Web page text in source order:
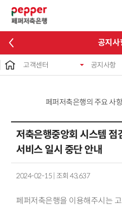
공지사
고객센터 공지사항
페퍼저축은행의 주요 사
저축은행중앙회 시스템 점
서비스 일시 중단 안내
2024-02-15 | 조회 43,637
페퍼저축은행을 이용해주시는